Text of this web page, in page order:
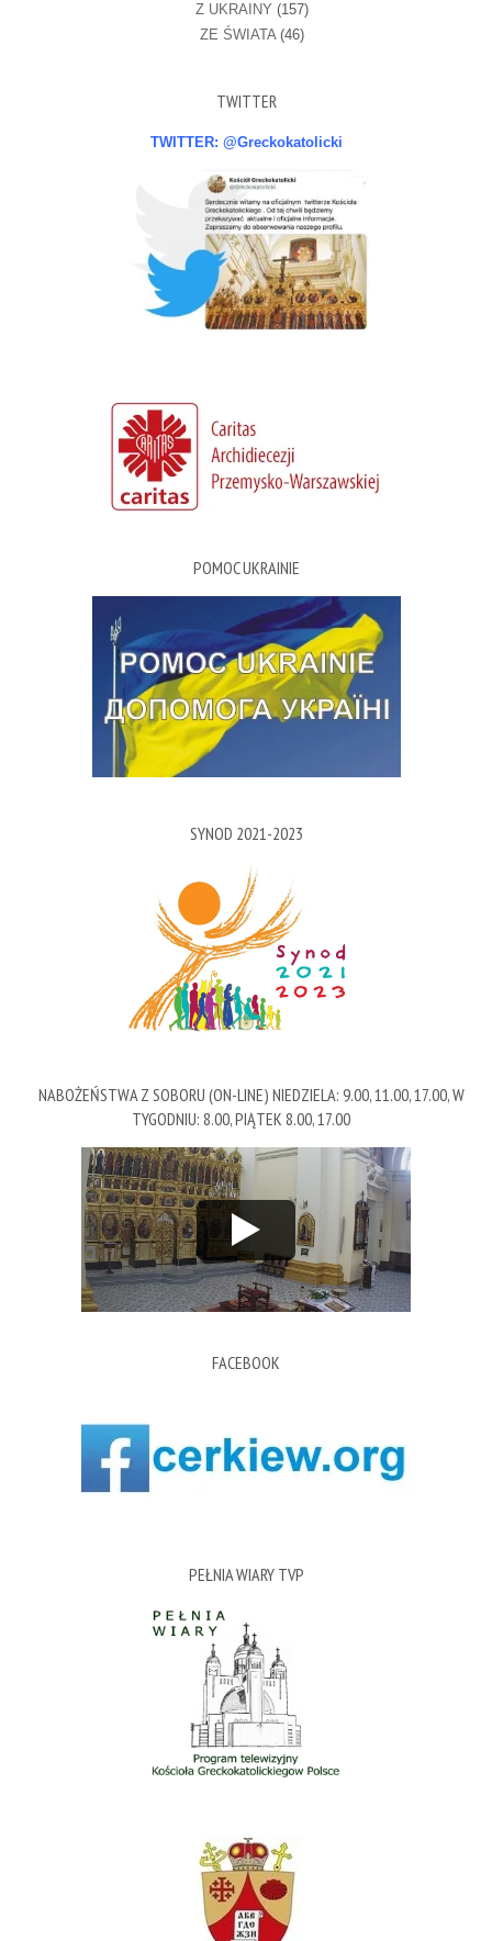
Z UKRAINY (157)
ZE ŚWIATA(46)
TWITTER
TWITTER: @Greckokatolicki
POMOC UKRAINIE
SYNOD 2021-2023
NABOŻEŃSTWA Z SOBORU (ON-LINE) NIEDZIELA: 9.00, 11.00, 17.00, W
TYGODNIU: 8.00, PIĄTEK 8.00, 17.00
FACEBOOK
PEŁNIA WIARY TVP